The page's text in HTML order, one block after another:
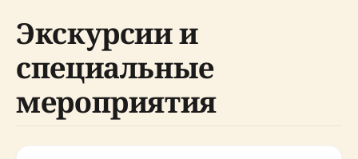
Экскурсии и
специальные
мероприятия